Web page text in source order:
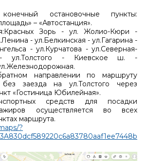
остановочные пункты:
– «Автостанция».
Зорь - ул. Жолио-Кюри -
- ул.Белкинская - ул.Гагарина -
- ул.Курчатова - ул.Северная-
ул.Толстого - Киевское ш. -
направлении по маршруту
без заезда на ул.Толстого через
«Гостиница Юбилейная».
средств для посадки
осуществляется во всех
маршрута.
?